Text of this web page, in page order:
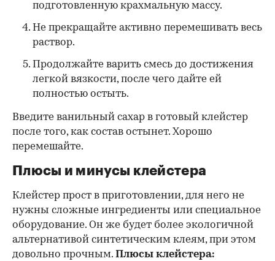
подготовленную крахмальную массу.
Не прекращайте активно перемешивать весь
раствор.
Продолжайте варить смесь до достижения
легкой вязкости, после чего дайте ей
полностью остыть.
Введите ванильный сахар в готовый клейстер
после того, как состав остынет. Хорошо
перемешайте.
Плюсы и минусы клейстера
Клейстер прост в приготовлении, для него не
нужны сложные ингредиенты или специальное
оборудование. Он же будет более экологичной
альтернативой синтетическим клеям, при этом
довольно прочным. Плюсы клейстера: